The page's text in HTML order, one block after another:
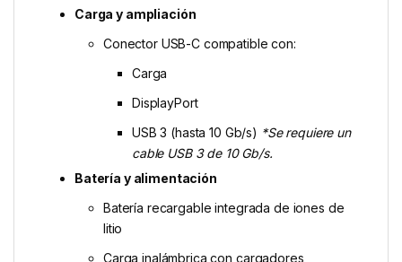
Carga y ampliación
Conector USB-C compatible con:
Carga
DisplayPort
USB 3 (hasta 10 Gb/s) *Se requiere un
cable USB 3 de 10 Gb/s.
Batería y alimentación
Batería recargable integrada de iones de
litio
Carga inalámbrica con cargadores